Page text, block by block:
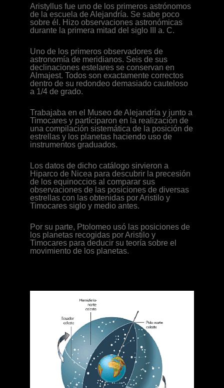
Aristyllus fue uno de los primeros astrónomos
de la escuela de Alejandría. Se sabe poco
sobre él. Hizo observaciones astronómicas
durante la primera mitad del siglo III a. C.
Uno de los primeros observadores de
astronomía de meridianos. Seis de sus
declinaciones estelares se conservan en
Almajest. Todos son exactamente correctos
dentro de su redondeo demasiado cauteloso
a 1/4 de grado.
Trabajaba en el Museo de Alejandría y junto a
Timocares y partíciparon en la realización de
una compilación sistemática de la posición de
estrellas y los planetas haciendo uso de
instrumentos graduados.
Los datos de dicho catálogo sirvieron a
Hiparco de Nicea para descubrir la precesión
de los equinoccios al comparar sus
observaciones de las posiciones de diversas
estrellas con las obtenidas por Aristilo y
Timocares siglo y medio antes.
Por su parte, Ptolomeo usó las posiciones de
los planetas recogidas por Aristilo y
Timocares para deducir su teoría sobre el
movimiento de los planetas.